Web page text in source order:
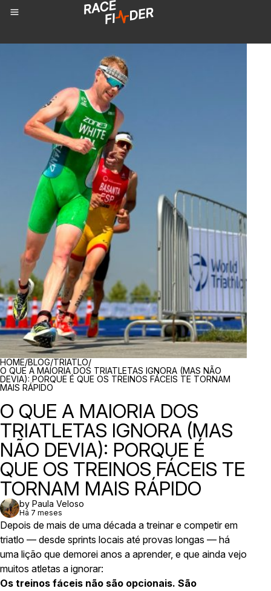
BREADCRUMBS
HOME/BLOG/TRIATLO/
O QUE A MAIORIA DOS TRIATLETAS IGNORA (MAS NÃO
DEVIA): PORQUE É QUE OS TREINOS FÁCEIS TE TORNAM
MAIS RÁPIDO
O QUE A MAIORIA DOS
TRIATLETAS IGNORA (MAS
NÃO DEVIA): PORQUE É
QUE OS TREINOS FÁCEIS TE
TORNAM MAIS RÁPIDO
by Paula Veloso
Há 7 meses
Depois de mais de uma década a treinar e competir em
triatlo — desde sprints locais até provas longas — há
uma lição que demorei anos a aprender, e que ainda vejo
muitos atletas a ignorar:
Os treinos fáceis não são opcionais. São